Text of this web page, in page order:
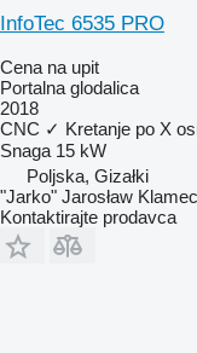
InfoTec 6535 PRO
Cena na upit
Portalna glodalica
2018
CNC ✓ Kretanje po X
Snaga 15 kW
Poljska, Gizałki
"Jarko" Jarosław
Kontaktirajte prodavca